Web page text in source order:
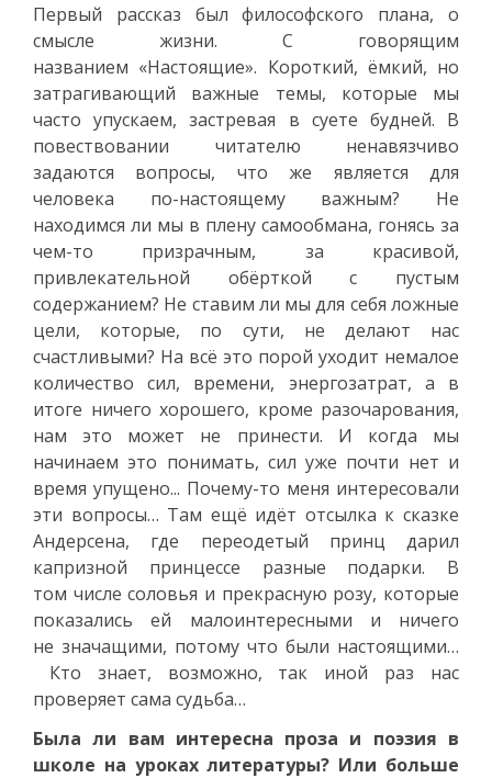
Первый рассказ был философского плана, о
смысле жизни. С говорящим
названием «Настоящие». Короткий, ёмкий, но
затрагивающий важные темы, которые мы
часто упускаем, застревая в суете будней. В
повествовании читателю ненавязчиво
задаются вопросы, что же является для
человека по-настоящему важным? Не
находимся ли мы в плену самообмана, гонясь за
чем-то призрачным, за красивой,
привлекательной обёрткой с пустым
содержанием? Не ставим ли мы для себя ложные
цели, которые, по сути, не делают нас
счастливыми? На всё это порой уходит немалое
количество сил, времени, энергозатрат, а в
итоге ничего хорошего, кроме разочарования,
нам это может не принести. И когда мы
начинаем это понимать, сил уже почти нет и
время упущено... Почему-то меня интересовали
эти вопросы… Там ещё идёт отсылка к сказке
Андерсена, где переодетый принц дарил
капризной принцессе разные подарки. В
том числе соловья и прекрасную розу, которые
показались ей малоинтересными и ничего
не значащими, потому что были настоящими…
Кто знает, возможно, так иной раз нас
проверяет сама судьба…
Была ли вам интересна проза и поэзия в
школе на уроках литературы? Или больше